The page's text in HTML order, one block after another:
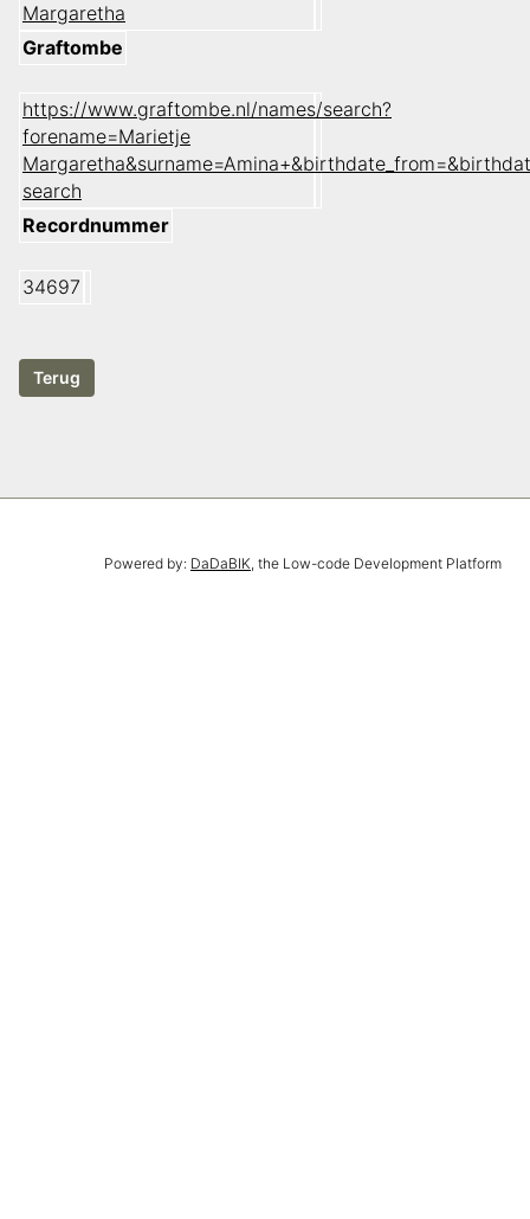
Margaretha
Graftombe
https://www.graftombe.nl/names/search?
forename=Marietje
search
Recordnummer
34697
Powered by: DaDaBIK, the Low-code Development Platform